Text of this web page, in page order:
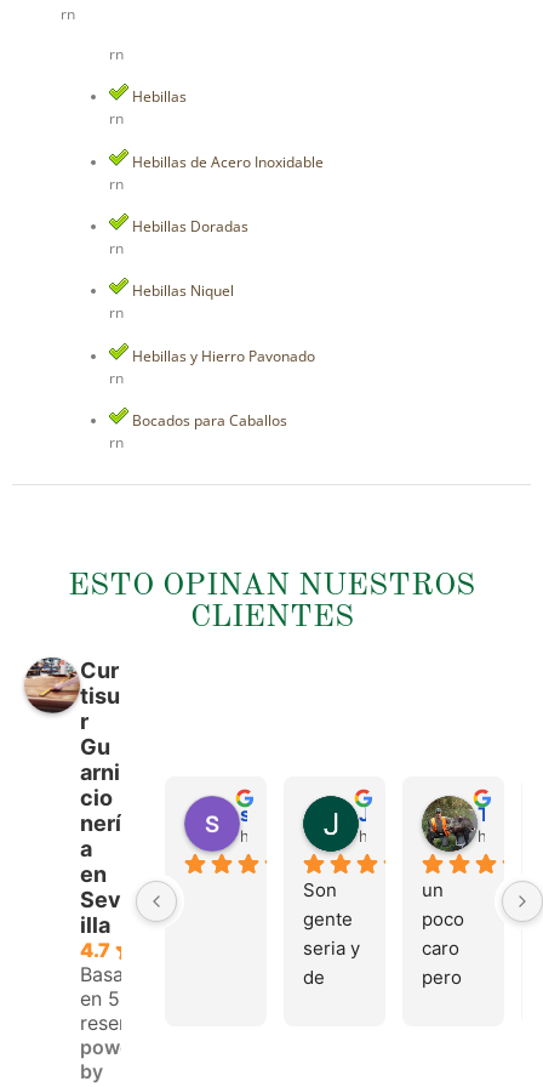
rn
rn
Hebillas
rn
Hebillas de Acero Inoxidable
rn
Hebillas Doradas
rn
Hebillas Niquel
rn
Hebillas y Hierro Pavonado
rn
Bocados para Caballos
rn
ESTO OPINAN NUESTROS
CLIENTES
Cur
tisu
r
Gu
arni
cio
nerí
a
en
Sev
illa
4.7
Basado
en 53
reseñas.
powered
by
hace 4 meses hace 4 meses
Son
gente
seria y
de
hace 4
un
poco
caro
pero